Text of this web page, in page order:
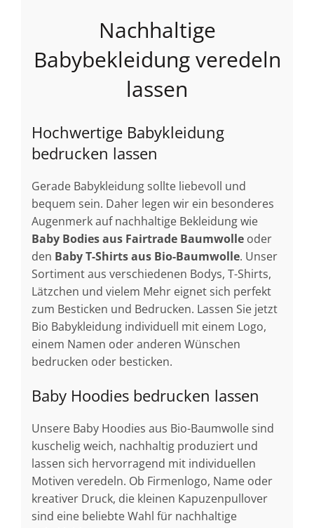
Nachhaltige
Babybekleidung veredeln
lassen
Hochwertige Babykleidung
bedrucken lassen
Gerade Babykleidung sollte liebevoll und
bequem sein. Daher legen wir ein besonderes
Augenmerk auf nachhaltige Bekleidung wie
Baby Bodies aus Fairtrade Baumwolle oder
den Baby T-Shirts aus Bio-Baumwolle. Unser
Sortiment aus verschiedenen Bodys, T-Shirts,
Lätzchen und vielem Mehr eignet sich perfekt
zum Besticken und Bedrucken. Lassen Sie jetzt
Bio Babykleidung individuell mit einem Logo,
einem Namen oder anderen Wünschen
bedrucken oder besticken.
Baby Hoodies bedrucken lassen
Unsere Baby Hoodies aus Bio-Baumwolle sind
kuschelig weich, nachhaltig produziert und
lassen sich hervorragend mit individuellen
Motiven veredeln. Ob Firmenlogo, Name oder
kreativer Druck, die kleinen Kapuzenpullover
sind eine beliebte Wahl für nachhaltige